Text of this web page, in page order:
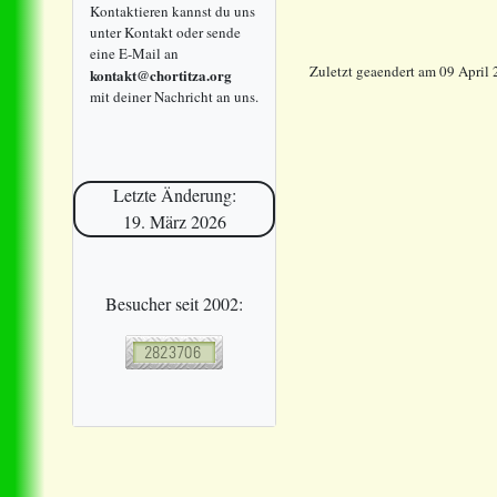
Kontaktieren kannst du uns
unter Kontakt oder sende
eine E-Mail an
kontakt@chortitza.org
mit deiner Nachricht an uns.
Letzte Änderung:
19. März 2026
Besucher seit 2002:
Zuletzt geaendert am 09 April